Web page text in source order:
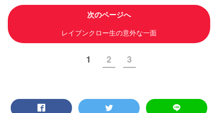
次のページへ
レイブンクロー生の意外な一面
1 2 3